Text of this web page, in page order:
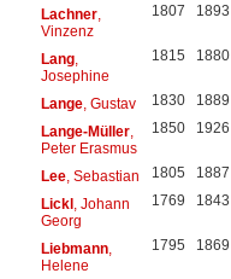
Lachner,
Vinzenz
1807 1893
Lang,
Josephine
1815 1880
Lange, Gustav 1830 1889
Lange-Müller,
Peter Erasmus
1850 1926
Lee, Sebastian 1805 1887
Lickl, Johann
Georg
1769 1843
Liebmann,
Helene
1795 1869